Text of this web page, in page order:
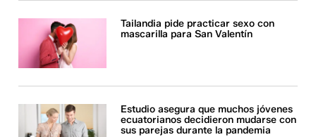
Tailandia pide practicar sexo con
mascarilla para San Valentín
Estudio asegura que muchos jóvenes
ecuatorianos decidieron mudarse con
sus parejas durante la pandemia